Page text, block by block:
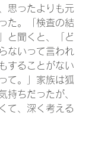
思ったよりも元
た。「検査の結
と聞くと、「ど
ないって言われ
することがない
て。」家族は狐
持ちだったが、
て、深く考える